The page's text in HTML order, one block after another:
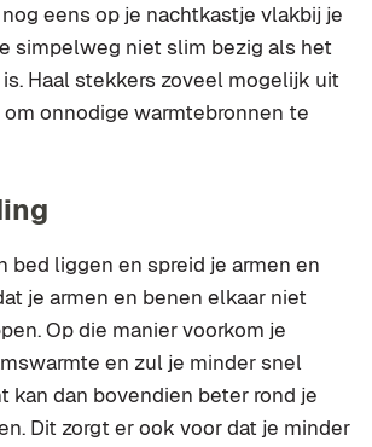
eens op je nachtkastje vlakbij je
simpelweg niet slim bezig als het
Haal stekkers zoveel mogelijk uit
onnodige warmtebronnen te
bed liggen en spreid je armen en
je armen en benen elkaar niet
Op die manier voorkom je
en zul je minder snel
kan dan bovendien beter rond je
Dit zorgt er ook voor dat je minder